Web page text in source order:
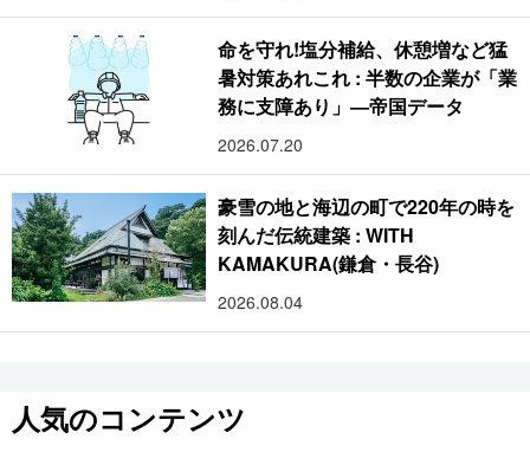
命を守れ!塩分補給、休憩増など猛
暑対策あれこれ : 半数の企業が「業
務に支障あり」―帝国データ
2026.07.20
豪雪の地と海辺の町で220年の時を
刻んだ伝統建築 : WITH
KAMAKURA(鎌倉・長谷)
2026.08.04
人気のコンテンツ